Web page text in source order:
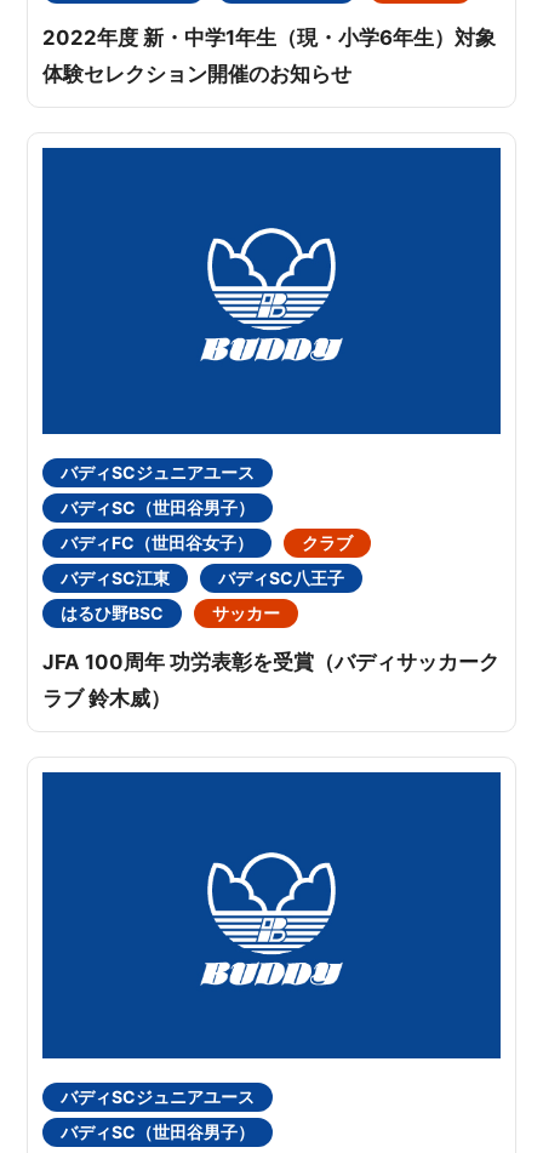
2022年度 新・中学1年生（現・小学6年生）対象
体験セレクション開催のお知らせ
バディSCジュニアユース
バディSC（世田谷男子）
バディFC（世田谷女子）
クラブ
バディSC江東
バディSC八王子
はるひ野BSC
サッカー
JFA 100周年 功労表彰を受賞（バディサッカーク
ラブ 鈴木威）
バディSCジュニアユース
バディSC（世田谷男子）